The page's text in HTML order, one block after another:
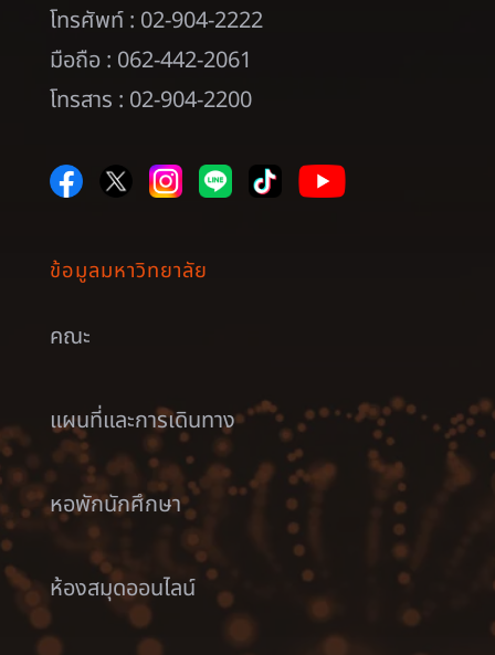
โทรศัพท์ : 02-904-2222
มือถือ : 062-442-2061
โทรสาร : 02-904-2200
ข้อมูลมหาวิทยาลัย
คณะ
แผนที่และการเดินทาง
หอพักนักศึกษา
ห้องสมุดออนไลน์